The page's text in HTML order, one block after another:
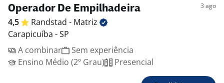
Operador De Empilhadeira 3 ago
4,5 Randstad - Matriz
Carapicuíba - SP
A combinar
Sem experiência
Ensino Médio (2º Grau)
Presencial